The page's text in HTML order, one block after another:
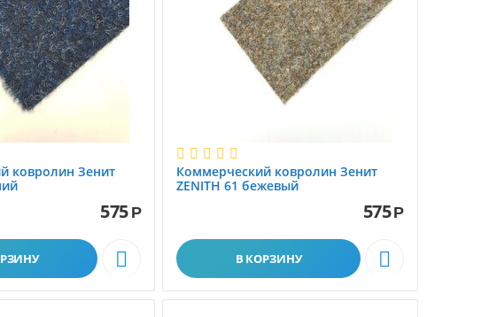
ковролин Зенит
575 Р

Коммерческий ковролин Зенит
ZENITH 61 бежевый
575Р
В КОРЗИНУ 